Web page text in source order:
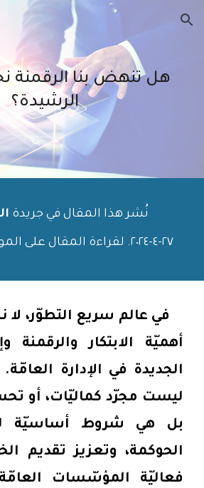
Skip to navigation
هل تنهض بنا الرقمنة
الرشيدة؟
نُشر هذا المقال في جريدة
٢٧-٤-٢٠٢٤. لقراءة المقال على الموقع، اضغط
في عالم سريع التطوّر، لا
أهميّة الابتكار والرقمنة
الجديدة في الإدارة
ليست مجرّد كماليّات، أو
بل هي شروط أساسيّة
الحوكمة، وتعزيز تقديم
فعاليّة المؤسّسات